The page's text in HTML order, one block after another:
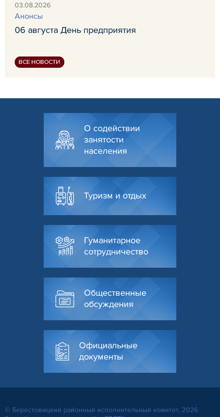
03.08.2026
Анонсы
06 августа День предприятия
ВСЕ НОВОСТИ
О содействии
занятости
населения
Туризм и отдых
Гуманитарное
сотрудничество
Общественные
обсуждения
Официальные
документы
© Берестовицкий районный исполнительный комитет, 2026